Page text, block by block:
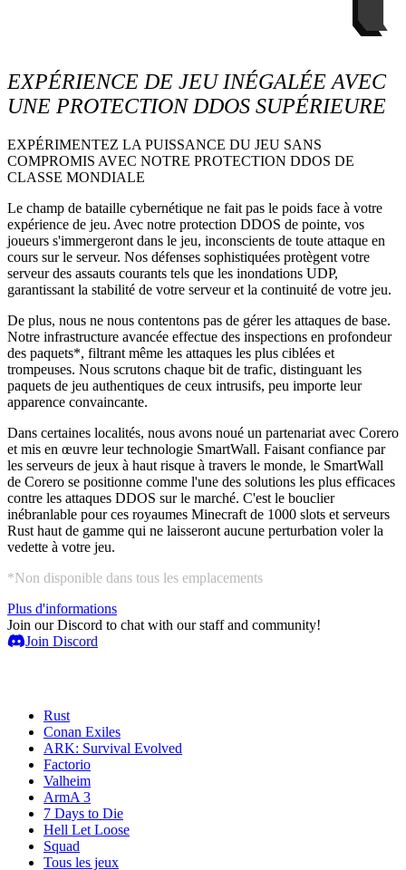
EXPÉRIENCE DE JEU INÉGALÉE AVEC
UNE PROTECTION DDOS SUPÉRIEURE
EXPÉRIMENTEZ LA PUISSANCE DU JEU SANS
COMPROMIS AVEC NOTRE PROTECTION DDOS DE
CLASSE MONDIALE
Le champ de bataille cybernétique ne fait pas le poids face à votre
expérience de jeu. Avec notre protection DDOS de pointe, vos
joueurs s'immergeront dans le jeu, inconscients de toute attaque en
cours sur le serveur. Nos défenses sophistiquées protègent votre
serveur des assauts courants tels que les inondations UDP,
garantissant la stabilité de votre serveur et la continuité de votre jeu.
De plus, nous ne nous contentons pas de gérer les attaques de base.
Notre infrastructure avancée effectue des inspections en profondeur
des paquets*, filtrant même les attaques les plus ciblées et
trompeuses. Nous scrutons chaque bit de trafic, distinguant les
paquets de jeu authentiques de ceux intrusifs, peu importe leur
apparence convaincante.
Dans certaines localités, nous avons noué un partenariat avec Corero
et mis en œuvre leur technologie SmartWall. Faisant confiance par
les serveurs de jeux à haut risque à travers le monde, le SmartWall
de Corero se positionne comme l'une des solutions les plus efficaces
contre les attaques DDOS sur le marché. C'est le bouclier
inébranlable pour ces royaumes Minecraft de 1000 slots et serveurs
Rust haut de gamme qui ne laisseront aucune perturbation voler la
vedette à votre jeu.
*Non disponible dans tous les emplacements
Plus d'informations
Join our Discord to chat with our staff and community!
Join Discord
Rust
Conan Exiles
ARK: Survival Evolved
Factorio
Valheim
ArmA 3
7 Days to Die
Hell Let Loose
Squad
Tous les jeux